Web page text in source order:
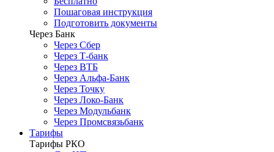
Пошаговая инструкция
Подготовить документы
Через Банк
Через Сбер
Через Т-банк
Через ВТБ
Через Альфа-Банк
Через Точку
Через Локо-Банк
Через Модульбанк
Через Промсвязьбанк
Тарифы
Тарифы РКО